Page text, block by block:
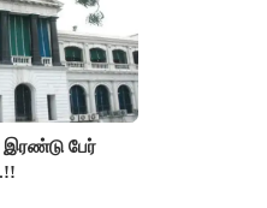
இரண்டு பேர்